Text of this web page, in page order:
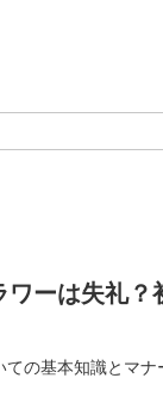
ーは失礼
の基本知識とマナ